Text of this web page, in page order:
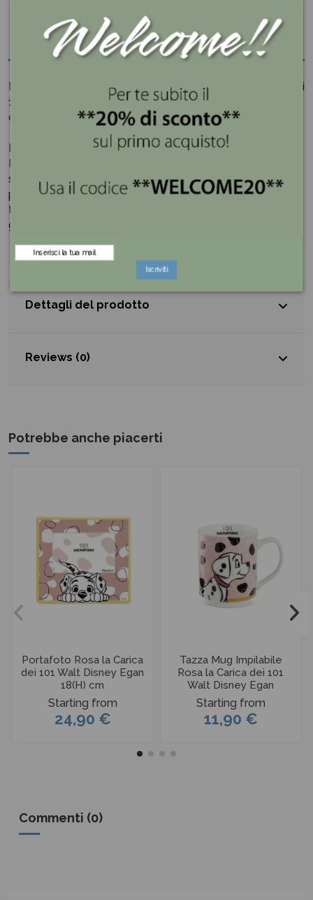
Descrizione
Il portafoto in ceramica smaltata Azzurro della Carica dei
101 Disney è Ideale per incorniciare i tuoi momenti felici
con i bambini.
Egan nasce a Pollenza, nel laborioso cuore delle
sviluppo produttivo con l’unicità e la peculiarità del
prodotto che viene creato e decorato da abili mani che
tramandano il loro mestiere di generazione in
generazione.
Dettagli del prodotto
Reviews (0)
Potrebbe anche piacerti
Portafoto Rosa la Carica
dei 101 Walt Disney Egan
18(H) cm
Starting from
24,90 €
Tazza Mug Impilabile
Rosa la Carica dei 101
Walt Disney Egan
Starting from
11,90 €
Commenti (0)
Iscriviti